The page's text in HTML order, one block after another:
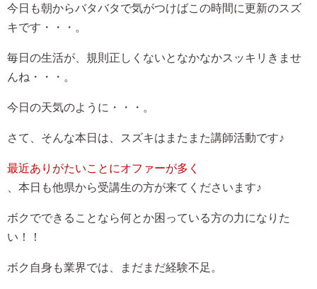
今日も朝からバタバタで気がつけばこの時間に更新のスズ
キです・・・。
毎日の生活が、規則正しくないとなかなかスッキリきませ
んね・・・。
今日の天気のように・・・。
さて、そんな本日は、スズキはまたまた講師活動です♪
最近ありがたいことにオファーが多く
、本日も他県から受講生の方が来てくださいます♪
ボクでできることなら何とか困っている方の力になりた
い！！
ボク自身も業界では、まだまだ経験不足。